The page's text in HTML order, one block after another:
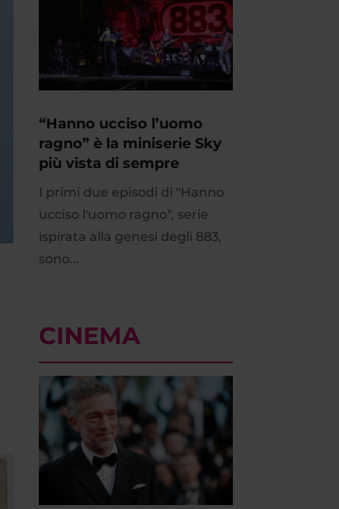
“Hanno ucciso l’uomo
ragno” è la miniserie Sky
più vista di sempre
I primi due episodi di "Hanno
ucciso l'uomo ragno", serie
ispirata alla genesi degli 883,
sono...
CINEMA